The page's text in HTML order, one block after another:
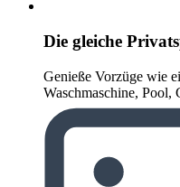
Die gleiche
Genieße Vorzüge wie
Waschmaschine, Pool,